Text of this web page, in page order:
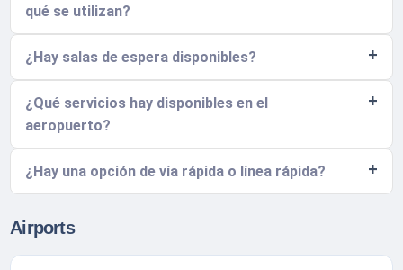
qué se utilizan?
¿Hay salas de espera disponibles?
¿Qué servicios hay disponibles en el
aeropuerto?
¿Hay una opción de vía rápida o línea rápida?
Airports